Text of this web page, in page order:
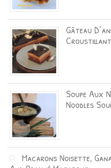
Gâteau
Croustillant
Soupe Aux
Noodles
Macarons Noisette,